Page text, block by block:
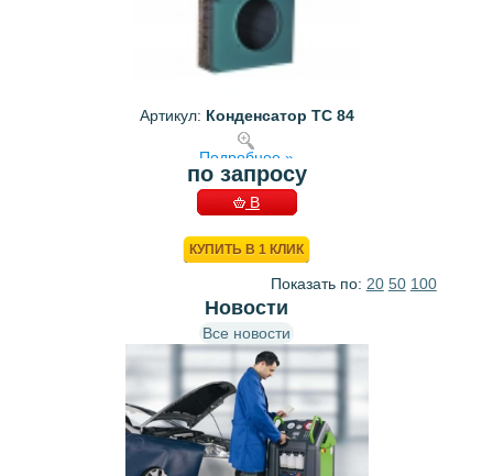
Артикул: Конденсатор TC 84
Подробнее »
по запросу
В
КУПИТЬ В 1 КЛИК
Показать по: 20 50 100
Новости
Все новости